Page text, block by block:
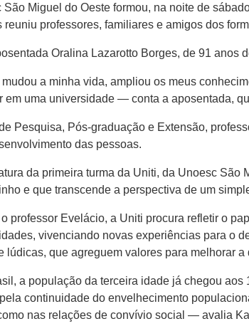
São Miguel do Oeste formou, na noite de
reuniu professores, familiares e amigos dos
Oralina Lazarotto Borges, de 91 anos
a minha vida, ampliou os meus
em uma universidade — conta a aposentada,
Pesquisa, Pós-graduação e Extensão,
das pessoas.
da primeira turma da Uniti, da Unoesc São
e que transcende a perspectiva de um
professor Evelácio, a Uniti procura refletir o
vivenciando novas experiências para o
lúdicas, que agreguem valores para melhorar
a população da terceira idade já chegou aos
continuidade do envelhecimento
nas relações de convívio social — avalia